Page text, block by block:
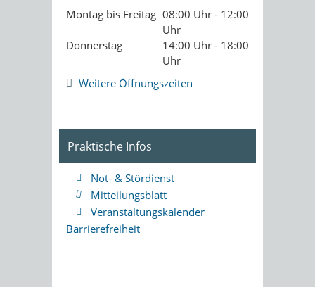
Montag bis Freitag 08:00 Uhr - 12:00
Uhr
Donnerstag
14:00 Uhr - 18:00
Uhr
Weitere Öffnungszeiten
Praktische Infos
Not- & Stördienst
Mitteilungsblatt
Veranstaltungskalender
Barrierefreiheit